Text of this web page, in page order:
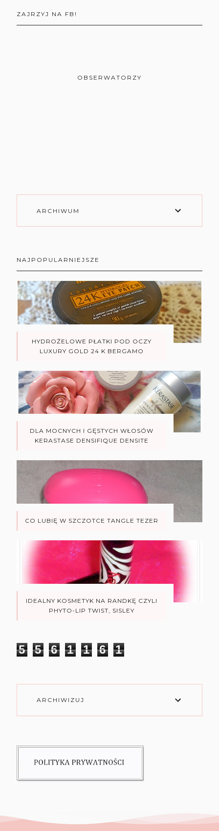
ZAJRZYJ NA FB!
OBSERWATORZY
ARCHIWUM
NAJPOPULARNIEJSZE
HYDROŻELOWE PŁATKI POD OCZY
LUXURY GOLD 24 K BERGAMO
DLA MOCNYCH I GĘSTYCH WŁOSÓW
KERASTASE DENSIFIQUE DENSITE
CO LUBIĘ W SZCZOTCE TANGLE TEZER
IDEALNY KOSMETYK NA RANDKĘ CZYLI
PHYTO-LIP TWIST, SISLEY
5 5 6 1 1 6 1
ARCHIWIZUJ